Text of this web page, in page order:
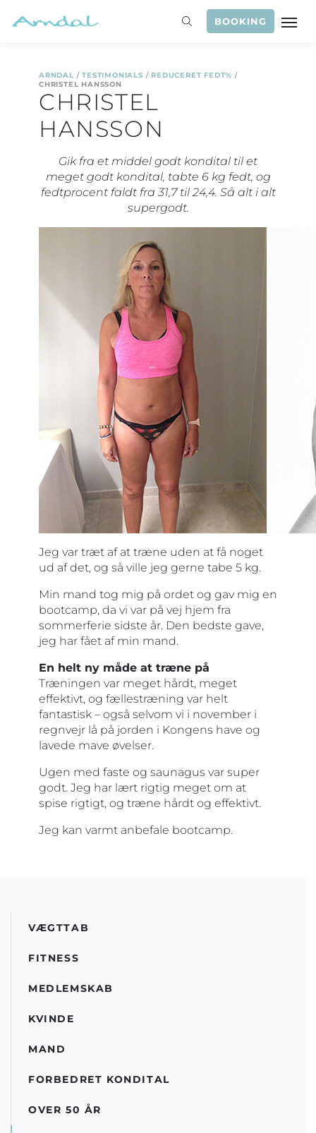
BOOKING
ARNDAL /TESTIMONIALS / REDUCERET FEDT% /
CHRISTEL HANSSON
CHRISTEL
HANSSON
Gik fra et middel godt kondital til et
meget godt kondital, tabte 6 kg fedt, og
fedtprocent faldt fra 31,7 til 24,4. Så alt i alt
supergodt.
Jeg var træt af at træne uden at få noget
ud af det, og så ville jeg gerne tabe 5 kg.
Min mand tog mig på ordet og gav mig en
bootcamp, da vi var på vej hjem fra
sommerferie sidste år. Den bedste gave,
jeg har fået af min mand.
En helt ny måde at træne på
Træningen var meget hårdt, meget
effektivt, og fællestræning var helt
fantastisk – også selvom vi i november i
regnvejr lå på jorden i Kongens have og
lavede mave øvelser.
Ugen med faste og saunagus var super
godt. Jeg har lært rigtig meget om at
spise rigtigt, og træne hårdt og effektivt.
Jeg kan varmt anbefale bootcamp.
VÆGTTAB
FITNESS
MEDLEMSKAB
KVINDE
MAND
FORBEDRET KONDITAL
OVER 50 ÅR